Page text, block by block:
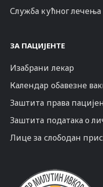
Служба кућног лечења
ЗА ПАЦИЈЕНТЕ
Изабрани лекар
Календар обавезне
Заштита права
Заштита података о
Лице за слободан